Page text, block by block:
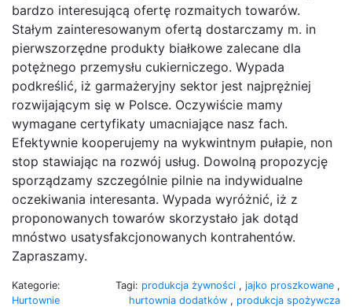
bardzo interesującą ofertę rozmaitych towarów.
Stałym zainteresowanym ofertą dostarczamy m. in
pierwszorzędne produkty białkowe zalecane dla
potężnego przemysłu cukierniczego. Wypada
podkreślić, iż garmażeryjny sektor jest najprężniej
rozwijającym się w Polsce. Oczywiście mamy
wymagane certyfikaty umacniające nasz fach.
Efektywnie kooperujemy na wykwintnym pułapie, non
stop stawiając na rozwój usług. Dowolną propozycję
sporządzamy szczególnie pilnie na indywidualne
oczekiwania interesanta. Wypada wyróżnić, iż z
proponowanych towarów skorzystało jak dotąd
mnóstwo usatysfakcjonowanych kontrahentów.
Zapraszamy.
Kategorie:
Hurtownie
Tagi: produkcja żywności , jajko proszkowane ,
hurtownia dodatków , produkcja spożywcza